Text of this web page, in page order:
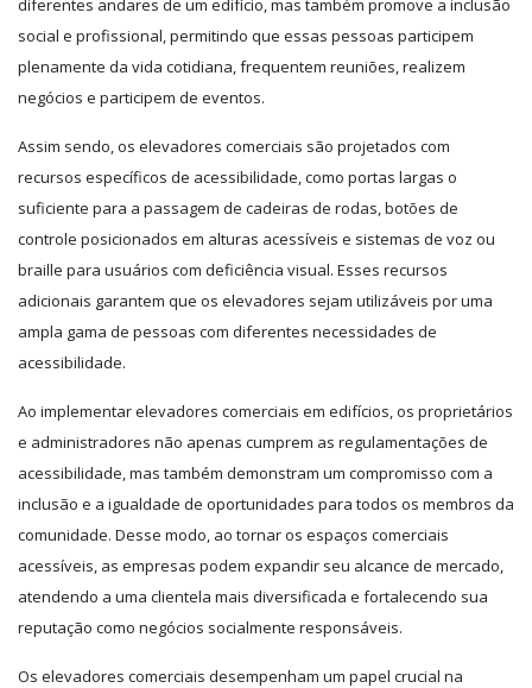
diferentes andares de um edifício, mas também promove a inclusão
social e profissional, permitindo que essas pessoas participem
plenamente da vida cotidiana, frequentem reuniões, realizem
negócios e participem de eventos.
Assim sendo, os elevadores comerciais são projetados com
recursos específicos de acessibilidade, como portas largas o
suficiente para a passagem de cadeiras de rodas, botões de
controle posicionados em alturas acessíveis e sistemas de voz ou
braille para usuários com deficiência visual. Esses recursos
adicionais garantem que os elevadores sejam utilizáveis por uma
ampla gama de pessoas com diferentes necessidades de
acessibilidade.
Ao implementar elevadores comerciais em edifícios, os proprietários
e administradores não apenas cumprem as regulamentações de
acessibilidade, mas também demonstram um compromisso com a
inclusão e a igualdade de oportunidades para todos os membros da
comunidade. Desse modo, ao tornar os espaços comerciais
acessíveis, as empresas podem expandir seu alcance de mercado,
atendendo a uma clientela mais diversificada e fortalecendo sua
reputação como negócios socialmente responsáveis.
Os elevadores comerciais desempenham um papel crucial na